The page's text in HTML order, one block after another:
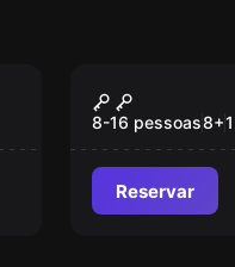
Mini
8-16 pessoas8+
Reservar